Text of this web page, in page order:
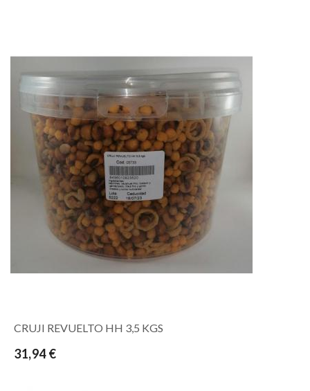
CRUJI REVUELTO HH 3,5 KGS
31,94 €